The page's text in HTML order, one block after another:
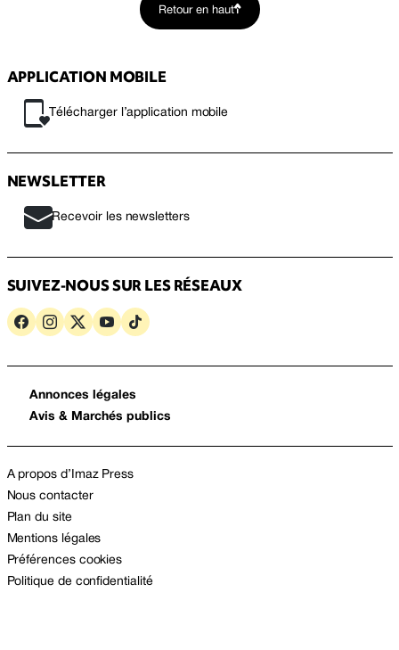
Retour en haut
APPLICATION MOBILE
Télécharger l’application mobile
NEWSLETTER
Recevoir les newsletters
SUIVEZ-NOUS SUR LES RÉSEAUX
Annonces légales
Avis & Marchés publics
A propos d’Imaz Press
Nous contacter
Plan du site
Mentions légales
Préférences cookies
Politique de confidentialité